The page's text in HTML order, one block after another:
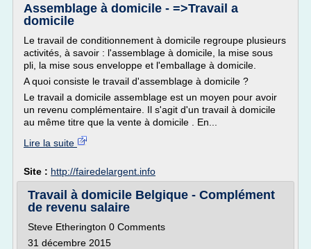
Assemblage à domicile - =>Travail a
domicile
Le travail de conditionnement à domicile regroupe plusieurs
activités, à savoir : l'assemblage à domicile, la mise sous
pli, la mise sous enveloppe et l'emballage à domicile.
A quoi consiste le travail d'assemblage à domicile ?
Le travail a domicile assemblage est un moyen pour avoir
un revenu complémentaire. Il s'agit d'un travail à domicile
au même titre que la vente à domicile . En...
Lire la suite
Site : http://fairedelargent.info
Travail à domicile Belgique - Complément
de revenu salaire
Steve Etherington 0 Comments
31 décembre 2015